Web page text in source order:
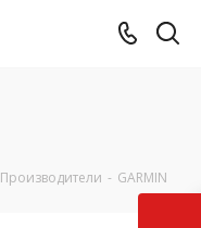
Производители - GARMIN